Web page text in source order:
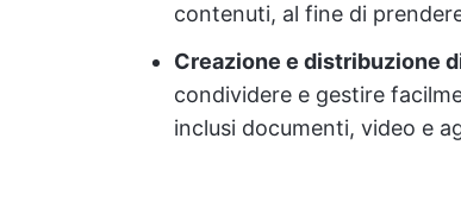
contenuti, al fine di
Creazione e distribuzione
condividere e gestire
inclusi documenti, video e